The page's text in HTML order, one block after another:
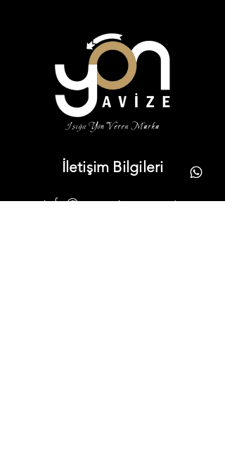
İletişim Bilgileri
info@yonavize.com.tr